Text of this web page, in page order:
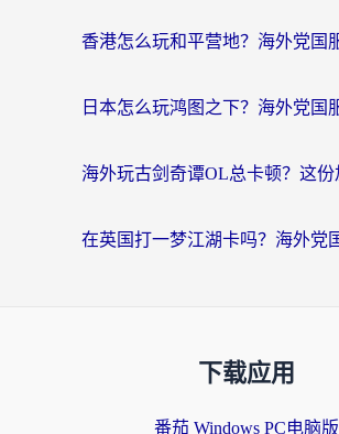
下载应用
番茄 Windows PC电脑版